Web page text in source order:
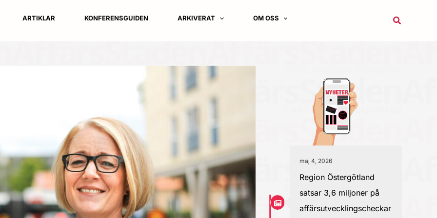
ARTIKLAR KONFERENSGUIDEN ARKIVERAT OM OSS Sök
maj 4, 2026
Region Östergötland
satsar 3,6 miljoner på
affärsutvecklingscheckar